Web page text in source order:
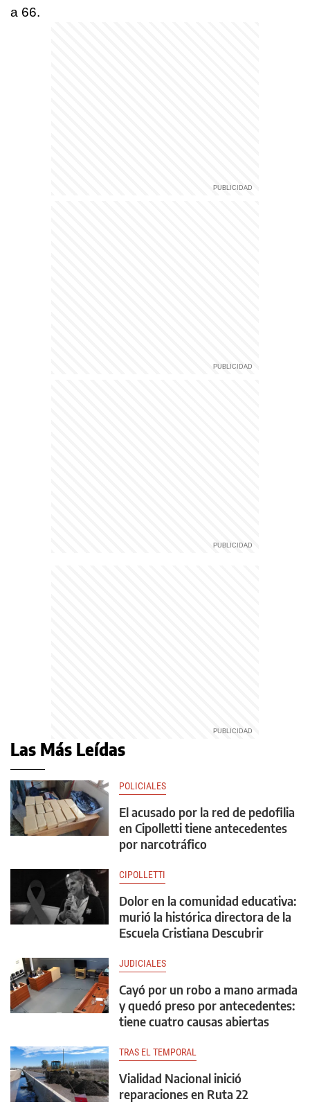
a 66.
Las Más Leídas
POLICIALES
El acusado por la red de pedofilia
en Cipolletti tiene antecedentes
por narcotráfico
CIPOLLETTI
Dolor en la comunidad educativa:
murió la histórica directora de la
Escuela Cristiana Descubrir
JUDICIALES
Cayó por un robo a mano armada
y quedó preso por antecedentes:
tiene cuatro causas abiertas
TRAS EL TEMPORAL
Vialidad Nacional inició
reparaciones en Ruta 22